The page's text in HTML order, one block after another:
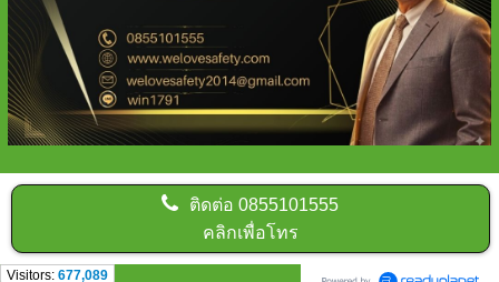
ติดต่อ0855101555
คลิกเพื่อโทร
Visitors: 677,089